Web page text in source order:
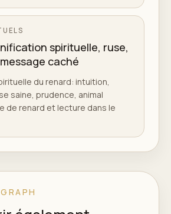
spirituelle, ruse,
caché
du renard: intuition,
saine, prudence, animal
de renard et lecture dans le